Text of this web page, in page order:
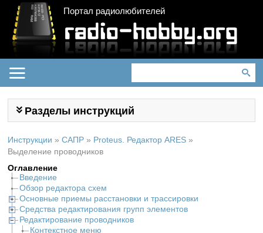
Портал радиолюбителей
Разделы инструкций
Инструкции » САПР » Proteus. Редактор ARES »
Выделение проводников
Оглавление
Введение
Обзор редактора схем
Основные приемы расстановки и трассировки
Средства редактирования групп элементов
Редактирование проводников
Контекстное меню